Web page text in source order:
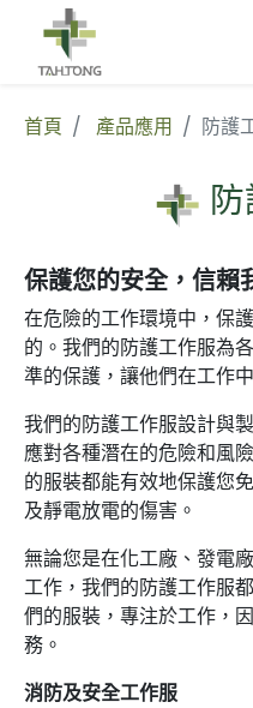
首頁 產品應用 防護
保護您的安全，信賴
在危險的工作環境中，保
的。我們的防護工作服為
準的保護，讓他們在工作
我們的防護工作服設計與
應對各種潛在的危險和風
的服裝都能有效地保護您
及靜電放電的傷害。
無論您是在化工廠、發電
工作，我們的防護工作服
們的服裝，專注於工作，
務。
消防及安全工作服